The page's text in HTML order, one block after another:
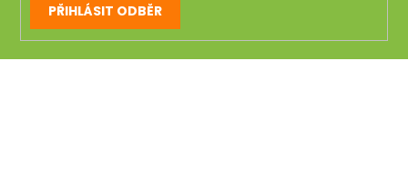
PŘIHLÁSIT ODBĚR